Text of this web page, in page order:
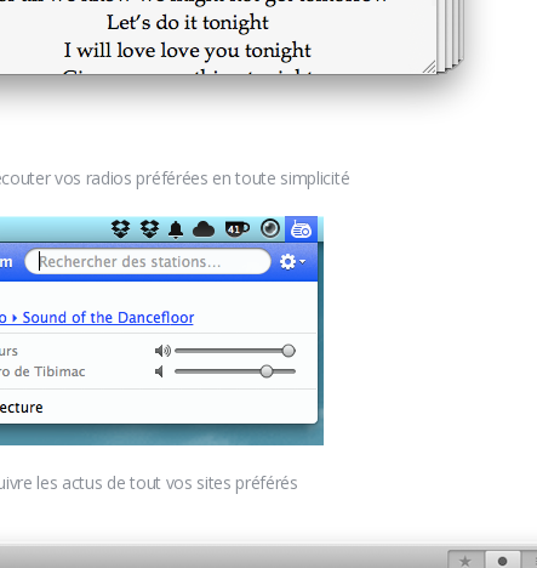
vos radios préférées en toute simplicité
les actus de tout vos sites préférés